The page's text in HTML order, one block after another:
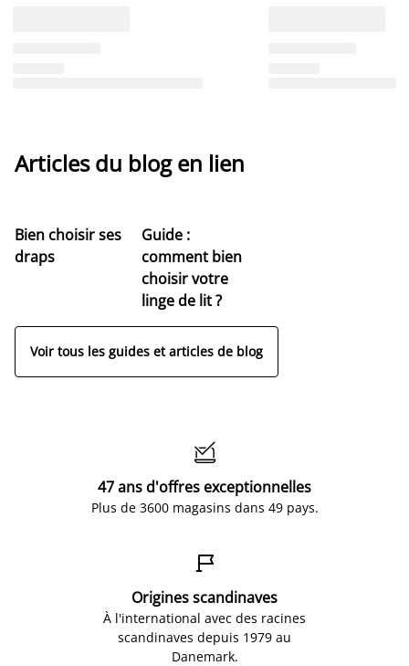
Articles du blog en lien
Bien choisir ses
draps
Guide :
comment bien
choisir votre
linge de lit ?
Voir tous les guides et articles de blog

47 ans d'offres exceptionnelles
Plus de 3600 magasins dans 49 pays.

Origines scandinaves
À l'international avec des racines
scandinaves depuis 1979 au
Danemark.